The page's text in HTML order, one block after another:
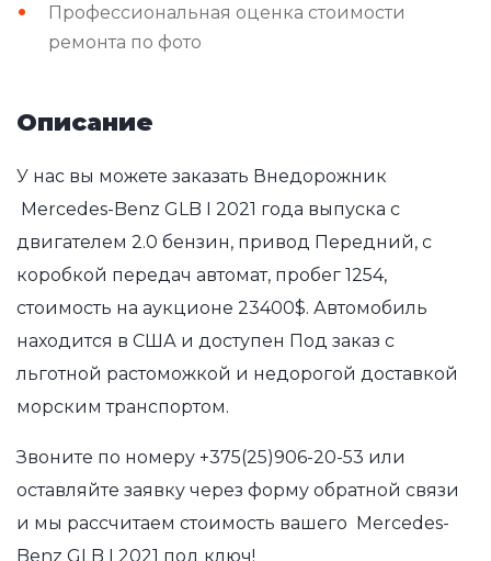
Профессиональная оценка стоимости
ремонта по фото
Описание
У нас вы можете заказать Внедорожник
Mercedes-Benz GLB I 2021 года выпуска с
двигателем 2.0 бензин, привод Передний, с
коробкой передач автомат, пробег 1254,
стоимость на аукционе 23400$. Автомобиль
находится в США и доступен Под заказ с
льготной растоможкой и недорогой доставкой
морским транспортом.
Звоните по номеру +375(25)906-20-53 или
оставляйте заявку через форму обратной связи
и мы рассчитаем стоимость вашего Mercedes-
Benz GLB I 2021 под ключ!